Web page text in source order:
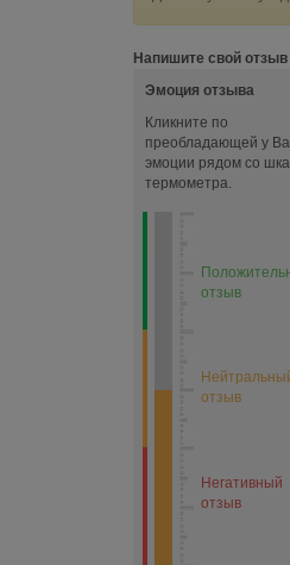
Напишите свой
Эмоция отзыва
Кликните по
преобладающей у
эмоции рядом со
термометра.
отзыв
отзыв
Негативный
отзыв